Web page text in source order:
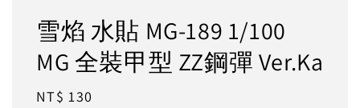
雪焰 水貼 MG-189 1/100
MG 全裝甲型 ZZ鋼彈 Ver.Ka
Regular
NT$ 130